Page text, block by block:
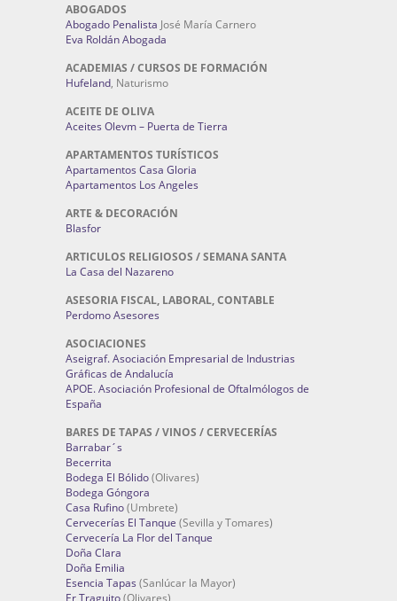
ABOGADOS
Abogado Penalista José María Carnero
Eva Roldán Abogada
ACADEMIAS / CURSOS DE FORMACIÓN
Hufeland, Naturismo
ACEITE DE OLIVA
Aceites Olevm – Puerta de Tierra
APARTAMENTOS TURÍSTICOS
Apartamentos Casa Gloria
Apartamentos Los Angeles
ARTE & DECORACIÓN
Blasfor
ARTICULOS RELIGIOSOS / SEMANA SANTA
La Casa del Nazareno
ASESORIA FISCAL, LABORAL, CONTABLE
Perdomo Asesores
ASOCIACIONES
Aseigraf. Asociación Empresarial de Industrias
Gráficas de Andalucía
APOE. Asociación Profesional de Oftalmólogos de
España
BARES DE TAPAS / VINOS / CERVECERÍAS
Barrabar´s
Becerrita
Bodega El Bólido(Olivares)
Bodega Góngora
Casa Rufino(Umbrete)
Cervecerías El Tanque (Sevilla y Tomares)
Cervecería La Flor del Tanque
Doña Clara
Doña Emilia
Esencia Tapas (Sanlúcar la Mayor)
Er Traguito(Olivares)